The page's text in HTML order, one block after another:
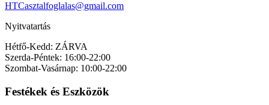
HTCasztalfoglalas@gmail.com
Nyitvatartás
Hétfő-Kedd: ZÁRVA
Szerda-Péntek: 16:00-22:00
Szombat-Vasárnap: 10:00-22:00
Festékek és Eszközök